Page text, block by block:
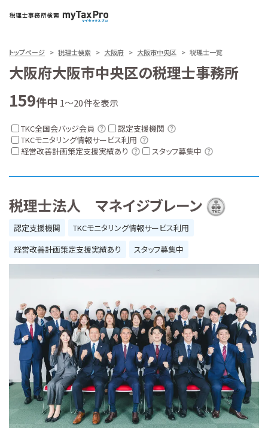
トップページ 税理士検索 大阪府 大阪市中央区 税理士一覧
大阪府大阪市中央区の税理士事務所
159件中 1～20件を表示
TKC全国会バッジ会員
認定支援機関
TKCモニタリング情報サービス利用
経営改善計画策定支援実績あり
スタッフ募集中
税理士法人 マネイジブレーン
認定支援機関
TKCモニタリング情報サービス利用
経営改善計画策定支援実績あり
スタッフ募集中